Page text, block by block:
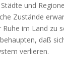
und
Zustände
im Land zu
daß
verlieren.